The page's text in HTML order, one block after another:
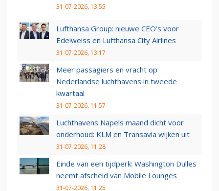
31-07-2026, 13:55
Lufthansa Group: nieuwe CEO’s voor
Edelweiss en Lufthansa City Airlines
31-07-2026, 13:17
Meer passagiers en vracht op
Nederlandse luchthavens in tweede
kwartaal
31-07-2026, 11:57
Luchthavens Napels maand dicht voor
onderhoud: KLM en Transavia wijken uit
31-07-2026, 11:28
Einde van een tijdperk: Washington Dulles
neemt afscheid van Mobile Lounges
31-07-2026, 11:25